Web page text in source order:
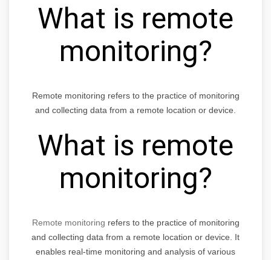
What is remote
monitoring?
Remote monitoring refers to the practice of monitoring
and collecting data from a remote location or device.
What is remote
monitoring?
Remote monitoring refers to the practice of monitoring
and collecting data from a remote location or device. It
enables real-time monitoring and analysis of various